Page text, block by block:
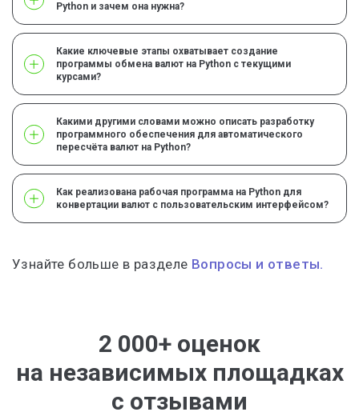
Python и зачем она нужна?
Какие ключевые этапы охватывает создание
программы обмена валют на Python с текущими
курсами?
Какими другими словами можно описать разработку
программного обеспечения для автоматического
пересчёта валют на Python?
Как реализована рабочая программа на Python для
конвертации валют с пользовательским интерфейсом?
Узнайте больше в разделе Вопросы и ответы.
2 000+ оценок
на независимых площадках
с отзывами